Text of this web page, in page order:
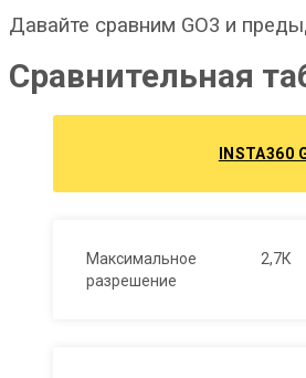
Давайте сравним GO3 и
Сравнительная
INSTA360
Максимальное
разрешение
2,7К